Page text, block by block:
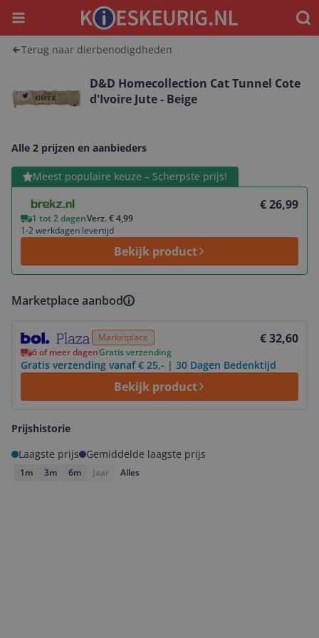
Menu
Terug naar dierbenodigdheden
D&D Homecollection Cat Tunnel Cote
d'Ivoire Jute - Beige
Alle 2 prijzen en aanbieders
Meest populaire keuze – Scherpste prijs!
€ 26,99
1 tot 2 dagenVerz. € 4,99
1-2 werkdagen levertijd
Bekijk product
Bekijk product
Marketplace aanbod
Marketplace € 32,60
6 of meer dagenGratis verzending
Gratis verzending vanaf € 25,- | 30 Dagen Bedenktijd
Bekijk product
Prijshistorie
Laagste prijs
Gemiddelde laagste prijs
1m 3m 6m Jaar Alles